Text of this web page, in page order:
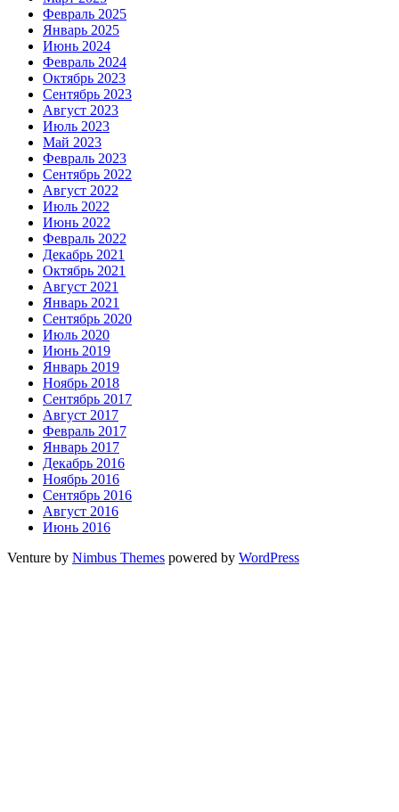
Февраль 2025
Январь 2025
Июнь 2024
Февраль 2024
Октябрь 2023
Сентябрь 2023
Август 2023
Июль 2023
Май 2023
Февраль 2023
Сентябрь 2022
Август 2022
Июль 2022
Июнь 2022
Февраль 2022
Декабрь 2021
Октябрь 2021
Август 2021
Январь 2021
Сентябрь 2020
Июль 2020
Июнь 2019
Январь 2019
Ноябрь 2018
Сентябрь 2017
Август 2017
Февраль 2017
Январь 2017
Декабрь 2016
Ноябрь 2016
Сентябрь 2016
Август 2016
Июнь 2016
Venture by Nimbus Themes powered by WordPress